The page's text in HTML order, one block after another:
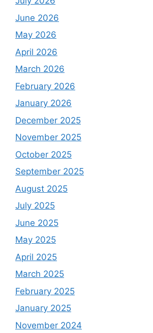
June 2026
May 2026
April 2026
March 2026
February 2026
January 2026
December 2025
November 2025
October 2025
September 2025
August 2025
July 2025
June 2025
May 2025
April 2025
March 2025
February 2025
January 2025
November 2024